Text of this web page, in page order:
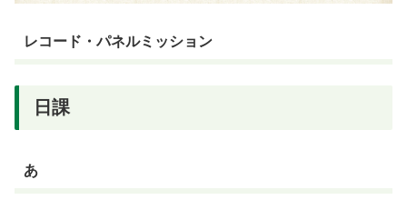
レコード・パネルミッション
日課
あ